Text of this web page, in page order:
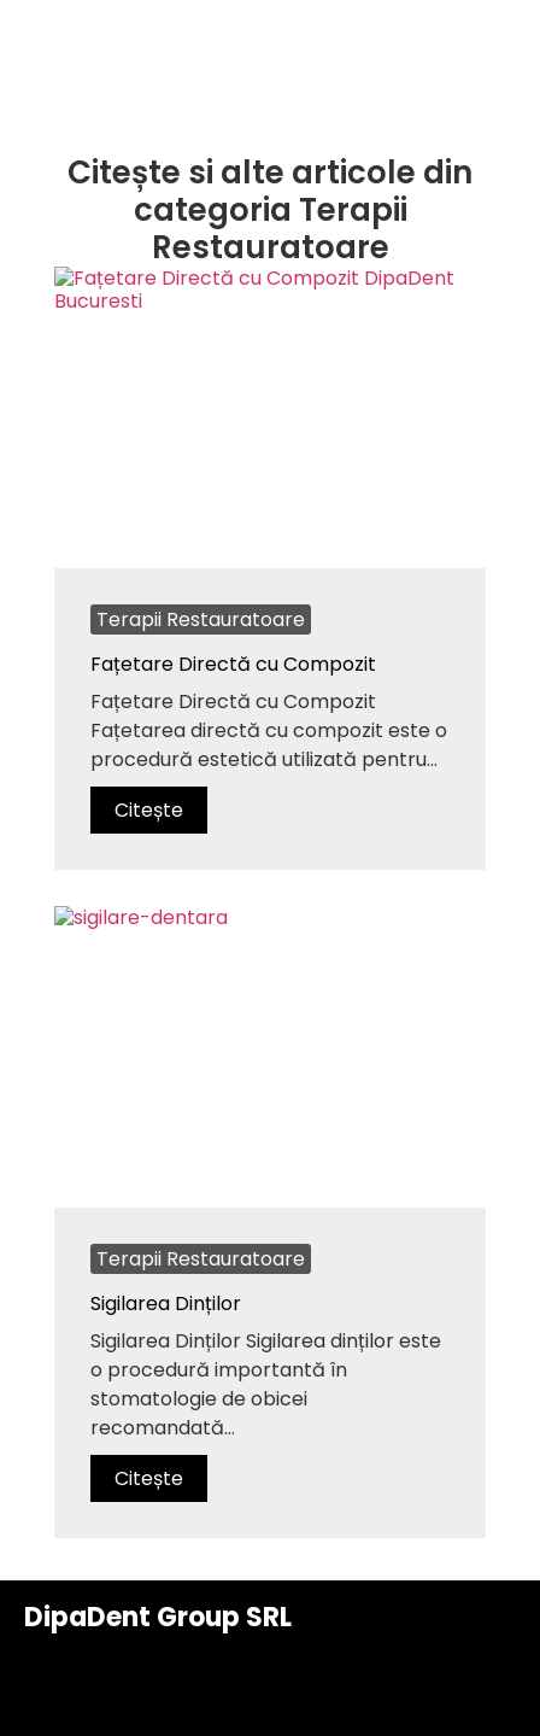
Citește si alte articole din
categoria Terapii
Restauratoare
Terapii Restauratoare
Fațetare Directă cu Compozit
Fațetare Directă cu Compozit
Fațetarea directă cu compozit este o
procedură estetică utilizată pentru...
Citește
Terapii Restauratoare
Sigilarea Dinților
Sigilarea Dinților Sigilarea dinților este
o procedură importantă în
stomatologie de obicei
recomandată...
Citește
DipaDent Group SRL